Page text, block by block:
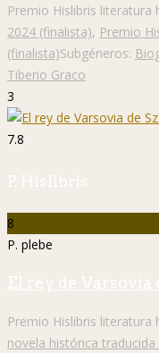
Premio Hislibris literatura
2024 (finalista), Premio
(finalista)Subgéneros:
Tiberio Graco
3
7.8
P. Hislibris
8
P. plebe
El rey de Varsovia
Premio Hislibris literatura
novela histórica